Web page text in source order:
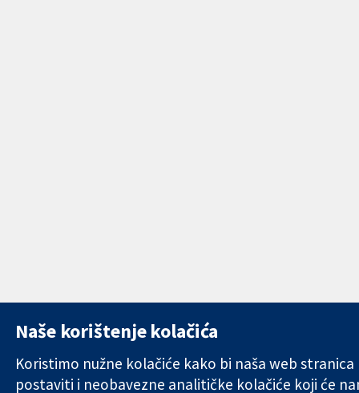
Naše korištenje kolačića
Koristimo nužne kolačiće kako bi naša web
postaviti i neobavezne analitičke kolačiće koji će